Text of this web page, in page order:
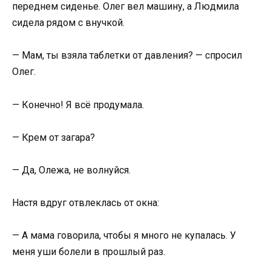
переднем сиденье. Олег вел машину, а Людмила
сидела рядом с внучкой.
— Мам, ты взяла таблетки от давления? — спросил
Олег.
— Конечно! Я всё продумала.
— Крем от загара?
— Да, Олежа, не волнуйся.
Настя вдруг отвлеклась от окна:
— А мама говорила, чтобы я много не купалась. У
меня уши болели в прошлый раз.